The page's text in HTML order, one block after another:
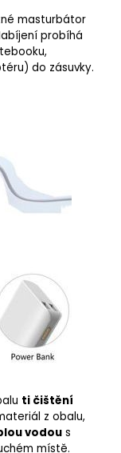
masturbátor
probíhá
do zásuvky.
ti čištění
z obalu,
vodou s
místě.